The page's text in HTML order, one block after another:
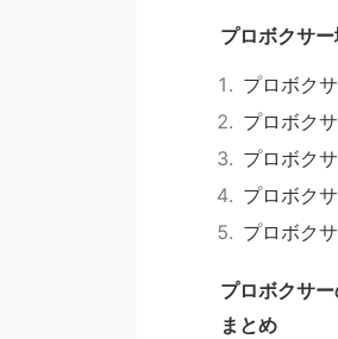
プロボクサ
プロボク
プロボク
プロボク
プロボク
プロボク
プロボクサ
まとめ